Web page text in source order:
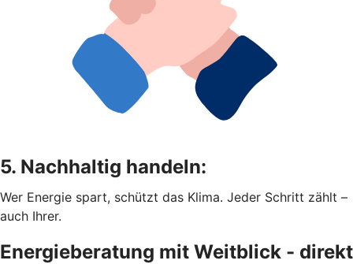
5. Nachhaltig handeln:
Wer Energie spart, schützt das Klima. Jeder Schritt zählt –
auch Ihrer.
Energieberatung mit Weitblick - direkt